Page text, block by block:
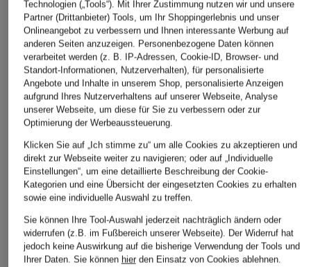
CLOSED
T-Shirt
CHF 75
Ursprünglich: CHF 90
CLOSED
T-Shirt
CHF 90
CLOSED
T-Shirt
CHF 90
Ursprünglich:
ÄHNLICHE ARTIKEL ENTDECKEN
Technologien („Tools“). Mit Ihrer Zustimmung nutzen wir und unsere
Partner (Drittanbieter) Tools, um Ihr Shoppingerlebnis und unser
Onlineangebot zu verbessern und Ihnen interessante Werbung auf
anderen Seiten anzuzeigen. Personenbezogene Daten können
verarbeitet werden (z. B. IP-Adressen, Cookie-ID, Browser- und
Standort-Informationen, Nutzerverhalten), für personalisierte
Angebote und Inhalte in unserem Shop, personalisierte Anzeigen
aufgrund Ihres Nutzerverhaltens auf unserer Webseite, Analyse
unserer Webseite, um diese für Sie zu verbessern oder zur
Optimierung der Werbeaussteuerung.
Klicken Sie auf „Ich stimme zu“ um alle Cookies zu akzeptieren und
direkt zur Webseite weiter zu navigieren; oder auf „Individuelle
Einstellungen“, um eine detaillierte Beschreibung der Cookie-
Kategorien und eine Übersicht der eingesetzten Cookies zu erhalten
sowie eine individuelle Auswahl zu treffen.
Sie können Ihre Tool-Auswahl jederzeit nachträglich ändern oder
widerrufen (z.B. im Fußbereich unserer Webseite). Der Widerruf hat
jedoch keine Auswirkung auf die bisherige Verwendung der Tools und
Ihrer Daten. Sie können hierden Einsatz von Cookies ablehnen.